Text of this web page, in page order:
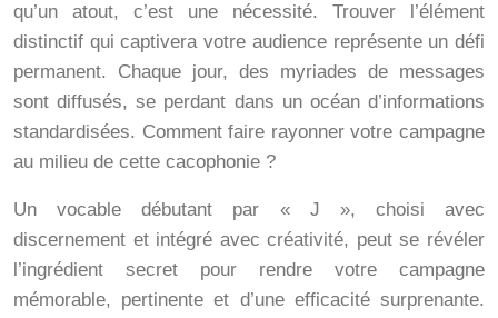
qu’un atout, c’est une nécessité. Trouver l’élément
distinctif qui captivera votre audience représente un défi
permanent. Chaque jour, des myriades de messages
sont diffusés, se perdant dans un océan d’informations
standardisées. Comment faire rayonner votre campagne
au milieu de cette cacophonie ?
Un vocable débutant par « J », choisi avec
discernement et intégré avec créativité, peut se révéler
l’ingrédient secret pour rendre votre campagne
mémorable, pertinente et d’une efficacité surprenante.